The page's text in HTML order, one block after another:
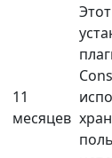
11
месяцев